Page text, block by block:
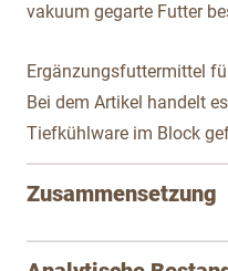
vakuum gegarte Futter
Ergänzungsfuttermittel
Bei dem Artikel handelt
Tiefkühlware im Block
Zusammensetzung